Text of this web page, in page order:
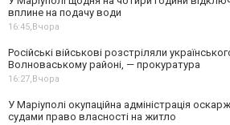
вплине на подачу води
16:45, Вчора
Російські військові розстріляли
Волноваському районі, — прокуратура
16:27, Вчора
У Маріуполі окупаційна адміністрація
судами право власності на житло